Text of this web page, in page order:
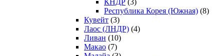
Республика Корея (Южная) (8)
Кувейт (3)
Лаос (ЛНДР) (4)
Ливан (10)
Макао (7)